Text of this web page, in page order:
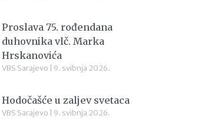
Proslava 75. rođendana
duhovnika vlč. Marka
Hrskanovića
VBS Sarajevo 9. svibnja 2026.
Hodočašće u zaljev svetaca
VBS Sarajevo 9. svibnja 2026.